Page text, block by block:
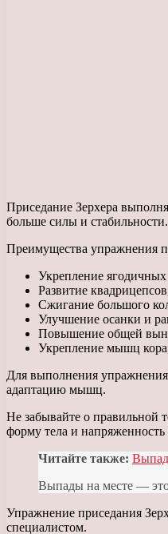
Приседание Зерхера
больше силы и стабильности.
Преимущества упражнения
Укрепление
Развитие
Сжигание большого
Улучшение осанки и
Повышение общей
Укрепление мышц
Для выполнения упражнения
адаптацию мышц.
Не забывайте о правильной
форму тела и
Читайте также:
Выпады на месте — это
Упражнение приседания
специалистом.